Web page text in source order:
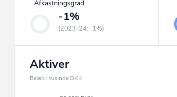
Afkastningsgrad
-1%
(2023-24: -1%)
Aktiver
Beløb i tusinde DKK